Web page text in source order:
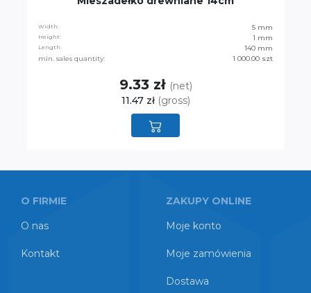
Width: 5 mm
Height: 1 mm
Length:
140 mm
min. sales quantity:
1 000.00 szt
9.33 zł (net)
11.47 zł (gross)
O FIRMIE
O nas
Kontakt
ZAKUPY ONLINE
Moje konto
Moje zamówienia
Dostawa